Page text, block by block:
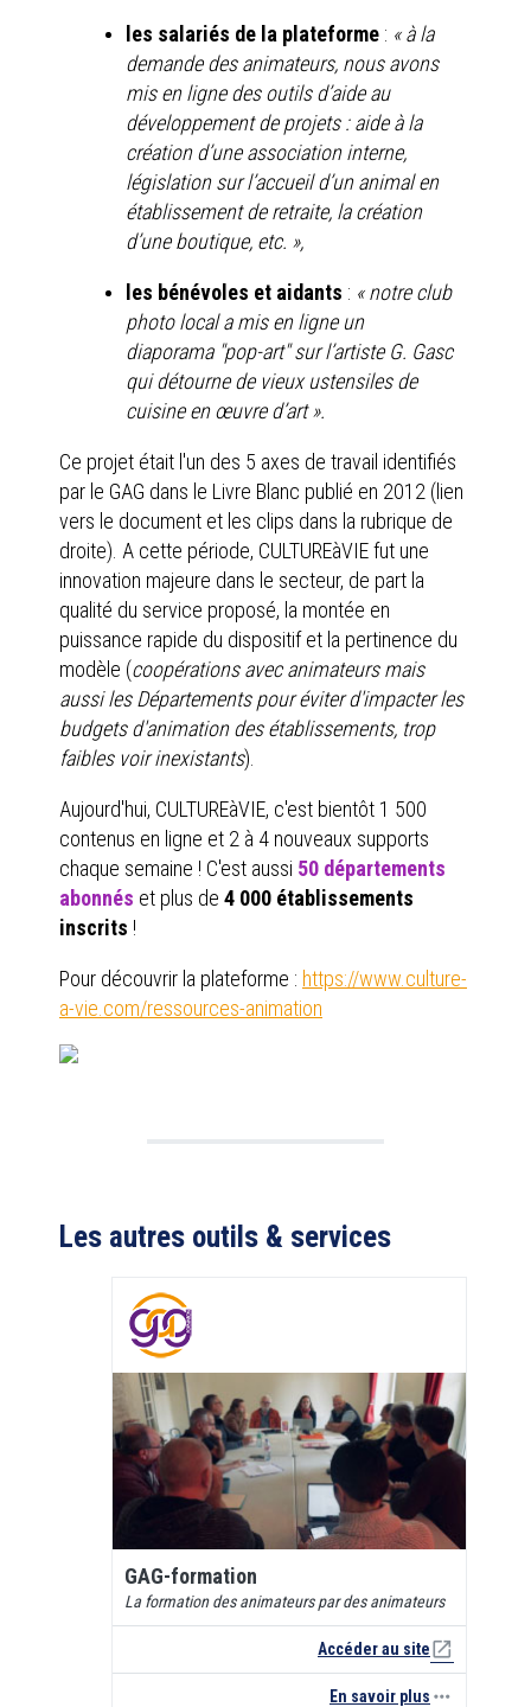
les salariés de la plateforme : « à la
demande des animateurs, nous avons
mis en ligne des outils d’aide au
développement de projets : aide à la
création d’une association interne,
législation sur l’accueil d’un animal en
établissement de retraite, la création
d’une boutique, etc. »,
les bénévoles et aidants : « notre club
photo local a mis en ligne un
diaporama "pop-art" sur l’artiste G. Gasc
qui détourne de vieux ustensiles de
cuisine en œuvre d’art ».
Ce projet était l'un des 5 axes de travail identifiés
par le GAG dans le Livre Blanc publié en 2012 (lien
vers le document et les clips dans la rubrique de
droite). A cette période, CULTUREàVIE fut une
innovation majeure dans le secteur, de part la
qualité du service proposé, la montée en
puissance rapide du dispositif et la pertinence du
modèle (coopérations avec animateurs mais
aussi les Départements pour éviter d'impacter les
budgets d'animation des établissements, trop
faibles voir inexistants).
Aujourd'hui, CULTUREàVIE, c'est bientôt 1 500
contenus en ligne et 2 à 4 nouveaux supports
chaque semaine ! C'est aussi 50 départements
abonnés et plus de 4 000 établissements
inscrits !
Pour découvrir la plateforme : https://www.culture-
a-vie.com/ressources-animation
Les autres outils & services
GAG-formation
La formation des animateurs par des animateurs
Accéder au siteopen_in_new
En savoir plus more_horiz